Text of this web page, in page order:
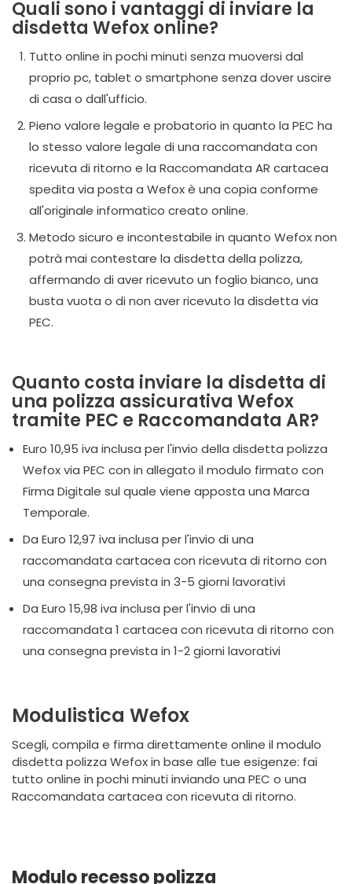
Quali sono i vantaggi di inviare la
disdetta Wefox online?
Tutto online in pochi minuti senza muoversi dal
proprio pc, tablet o smartphone senza dover uscire
di casa o dall'ufficio.
Pieno valore legale e probatorio in quanto la PEC ha
lo stesso valore legale di una raccomandata con
ricevuta di ritorno e la Raccomandata AR cartacea
spedita via posta a Wefox è una copia conforme
all'originale informatico creato online.
Metodo sicuro e incontestabile in quanto Wefox non
potrà mai contestare la disdetta della polizza,
affermando di aver ricevuto un foglio bianco, una
busta vuota o di non aver ricevuto la disdetta via
PEC.
Quanto costa inviare la disdetta di
una polizza assicurativa Wefox
tramite PEC e Raccomandata AR?
Euro 10,95 iva inclusa per l'invio della disdetta polizza
Wefox via PEC con in allegato il modulo firmato con
Firma Digitale sul quale viene apposta una Marca
Temporale.
Da Euro 12,97 iva inclusa per l'invio di una
raccomandata cartacea con ricevuta di ritorno con
una consegna prevista in 3-5 giorni lavorativi
Da Euro 15,98 iva inclusa per l'invio di una
raccomandata 1 cartacea con ricevuta di ritorno con
una consegna prevista in 1-2 giorni lavorativi
Modulistica Wefox
Scegli, compila e firma direttamente online il modulo
disdetta polizza Wefox in base alle tue esigenze: fai
tutto online in pochi minuti inviando una PEC o una
Raccomandata cartacea con ricevuta di ritorno.
Modulo recesso polizza